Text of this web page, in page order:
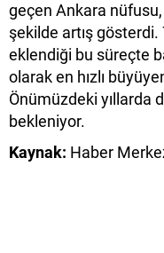
geçen Ankara
şekilde artış
eklendiği bu süreçte
olarak en hızlı
Önümüzdeki yıllarda
bekleniyor.
Kaynak: Haber